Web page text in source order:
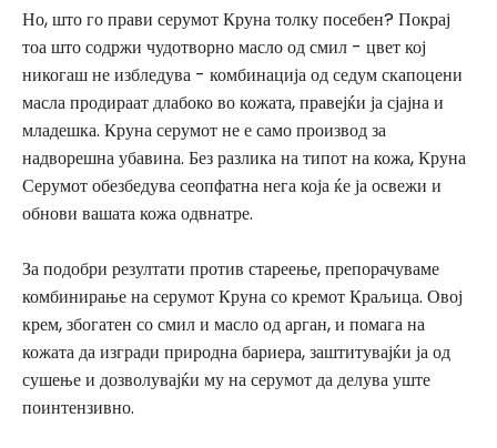
Но, што го прави серумот Круна толку посебен? Покрај
тоа што содржи чудотворно масло од смил - цвет кој
никогаш не избледува - комбинација од седум скапоцени
масла продираат длабоко во кожата, правејќи ја сјајна и
младешка. Круна серумот не е само производ за
надворешна убавина. Без разлика на типот на кожа, Круна
Серумот обезбедува сеопфатна нега која ќе ја освежи и
обнови вашата кожа одвнатре.
За подобри резултати против стареење, препорачуваме
комбинирање на серумот Круна со кремот Краљица. Овој
крем, збогатен со смил и масло од арган, и помага на
кожата да изгради природна бариера, заштитувајќи ја од
сушење и дозволувајќи му на серумот да делува уште
поинтензивно.